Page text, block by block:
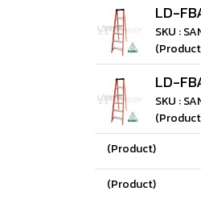
LD-
SKU :
LD-
SKU :
(Product)
(Product)